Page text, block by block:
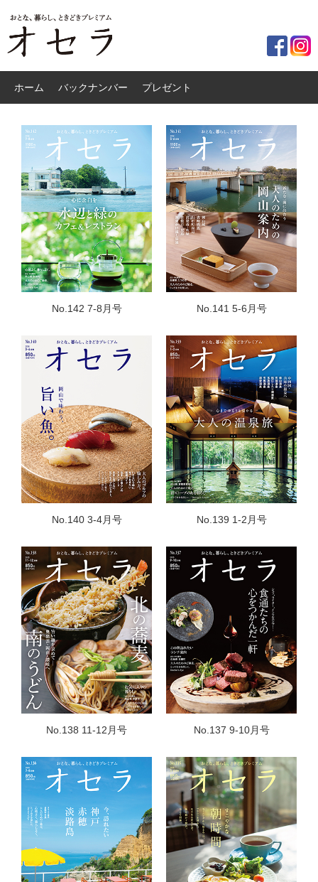
ホーム バックナンバー プレゼント
No.142 7-8月号 No.141 5-6月号
No.140 3-4月号 No.139 1-2月号
No.138 11-12月号 No.137 9-10月号